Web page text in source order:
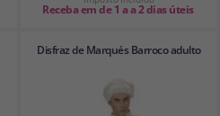
Receba em de 1 a a 2 dias úteis
Disfraz de Marqués Barroco adulto